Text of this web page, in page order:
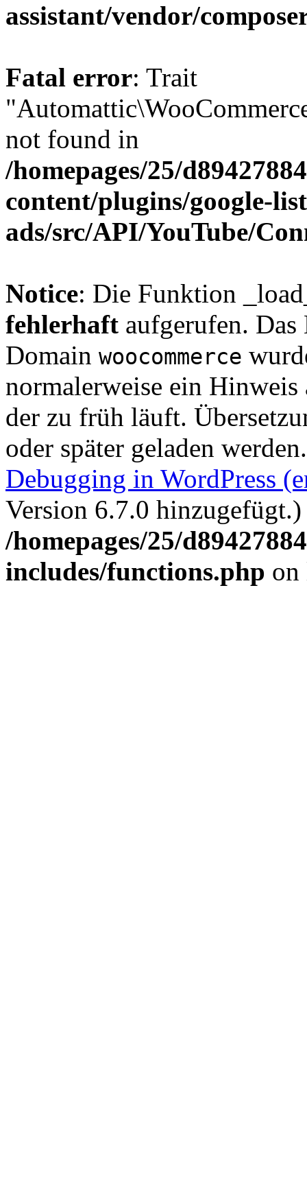
assistant/vendor/
Fatal error: Trait
not found in
/homepages/25/
content/plugins/google-
ads/src/API/YouTube/
Notice: Die Funktion
fehlerhaft aufgerufen.
Domain woocommerce
normalerweise ein
der zu früh läuft.
oder später geladen
Debugging in WordPress
Version 6.7.0
/homepages/25/
includes/functions.php